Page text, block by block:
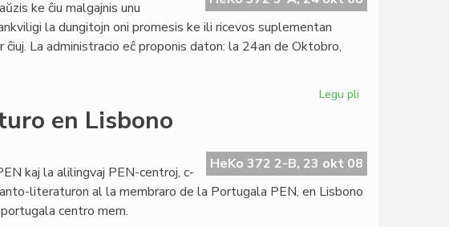
ke ĉiu malgajnis unu
la dungitojn oni promesis ke ili ricevos suplementan
La administracio eĉ proponis daton: la 24an de Oktobro,
Legu pli
UN-
Tago
2008
en Lisbono
HeKo 372 2-B, 23 okt 08
kaj la alilingvaj PEN-centroj, c-
literaturon al la membraro de la Portugala PEN, en Lisbono
centro mem.